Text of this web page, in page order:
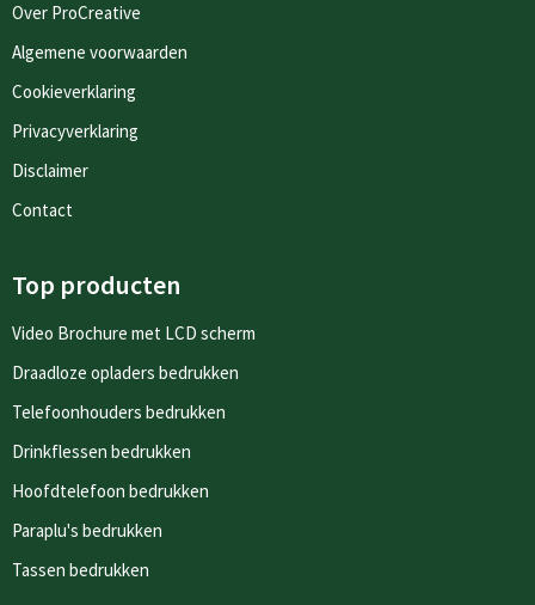
Over ProCreative
Algemene voorwaarden
Cookieverklaring
Privacyverklaring
Disclaimer
Contact
Top producten
Video Brochure met LCD scherm
Draadloze opladers bedrukken
Telefoonhouders bedrukken
Drinkflessen bedrukken
Hoofdtelefoon bedrukken
Paraplu's bedrukken
Tassen bedrukken